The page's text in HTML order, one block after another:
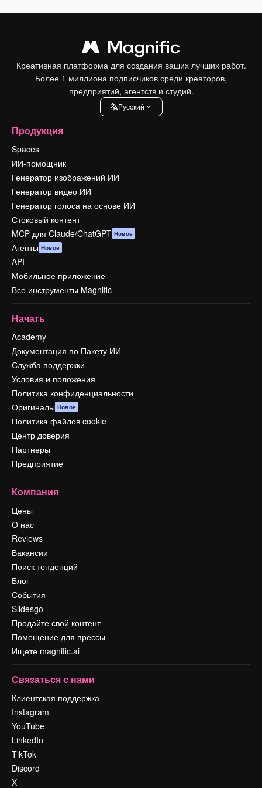
Креативная платформа для создания ваших лучших работ.
Более 1 миллиона подписчиков среди креаторов,
предприятий, агентств и студий.
Pусский
Продукция
Spaces
ИИ-помощник
Генератор изображений ИИ
Генератор видео ИИ
Генератор голоса на основе ИИ
Стоковый контент
MCP для Claude/ChatGPT Новое
Агенты Новое
API
Мобильное приложение
Все инструменты Magnific
Начать
Academy
Документация по Пакету ИИ
Служба поддержки
Условия и положения
Политика конфиденциальности
Оригиналы Новое
Политика файлов cookie
Центр доверия
Партнеры
Предприятие
Компания
Цены
О нас
Reviews
Вакансии
Поиск тенденций
Блог
События
Slidesgo
Продайте свой контент
Помещение для прессы
Ищете magnific.ai
Связаться с нами
Клиентская поддержка
Instagram
YouTube
LinkedIn
TikTok
Discord
X